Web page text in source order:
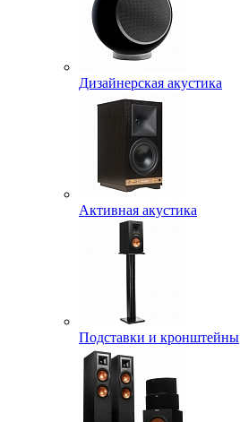
Дизайнерская акустика
Активная акустика
Подставки и кронштейны